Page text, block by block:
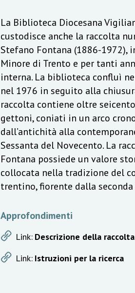
La Biblioteca Diocesana
custodisce anche la raccolta
Stefano Fontana (1886-1972),
Minore di Trento e per tanti
interna. La biblioteca confluì
nel 1976 in seguito alla
raccolta contiene oltre
gettoni, coniati in un arco
dall’antichità alla
Sessanta del Novecento. La
Fontana possiede un valore
collocata nella tradizione del
trentino, fiorente dalla
Approfondimenti
Link: Descrizione della raccolta
Link: Istruzioni per la ricerca